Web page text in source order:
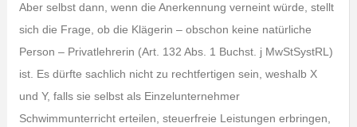
Aber selbst dann, wenn die Anerkennung verneint würde, stellt
sich die Frage, ob die Klägerin – obschon keine natürliche
Person – Privatlehrerin (Art. 132 Abs. 1 Buchst. j MwStSystRL)
ist. Es dürfte sachlich nicht zu rechtfertigen sein, weshalb X
und Y, falls sie selbst als Einzelunternehmer
Schwimmunterricht erteilen, steuerfreie Leistungen erbringen,